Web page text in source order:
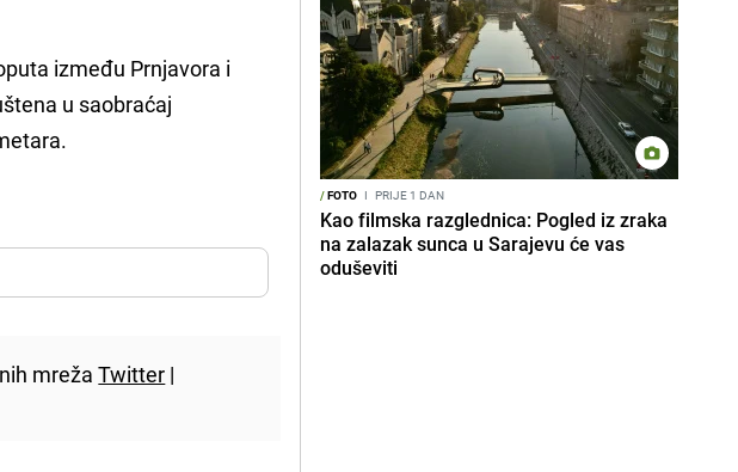
između Prnjavora i
u saobraćaj
mrežaTwitter |
/FOTO I PRIJE 1 DAN
Kao filmska razglednica: Pogled iz zraka
na zalazak sunca u Sarajevu će vas
oduševiti